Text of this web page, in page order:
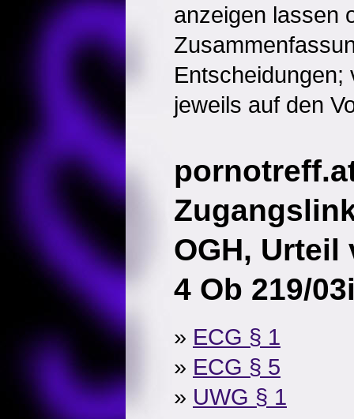
anzeigen lassen
Entscheidungen;
jeweils auf den
OGH, Urteil
4 Ob 219/
» ECG § 1
» ECG § 5
» UWG § 1